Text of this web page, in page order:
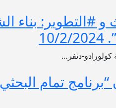
و #التطوير: بناء
كولورادو-دنفر…
تمام